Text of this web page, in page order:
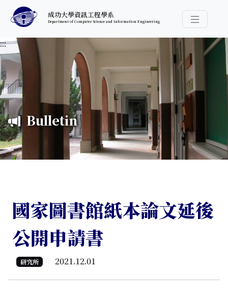
跳至中央內容區塊
成功大學資訊工程學系
Department of Computer Science and Information Engineering
導覽選
:::
Bulletin
國家圖書館紙本論文延後
公開申請書
研究所 2021.12.01